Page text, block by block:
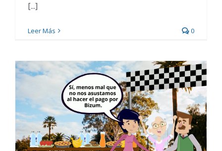
[...]
Leer Más 0
Kontxi paga con Bizum en
Internet